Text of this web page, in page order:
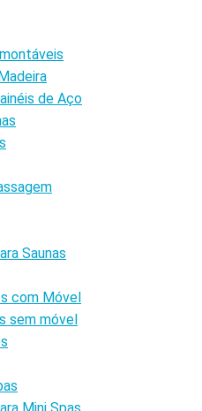
de Aço
Saunas
com Móvel
sem móvel